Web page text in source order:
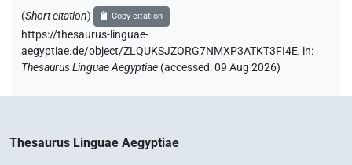
(Short citation) Copy citation
https://thesaurus-linguae-
aegyptiae.de/object/ZLQUKSJZORG7NMXP3ATKT3FI4E, in:
Thesaurus Linguae Aegyptiae (accessed:09 Aug 2026)
Thesaurus Linguae Aegyptiae